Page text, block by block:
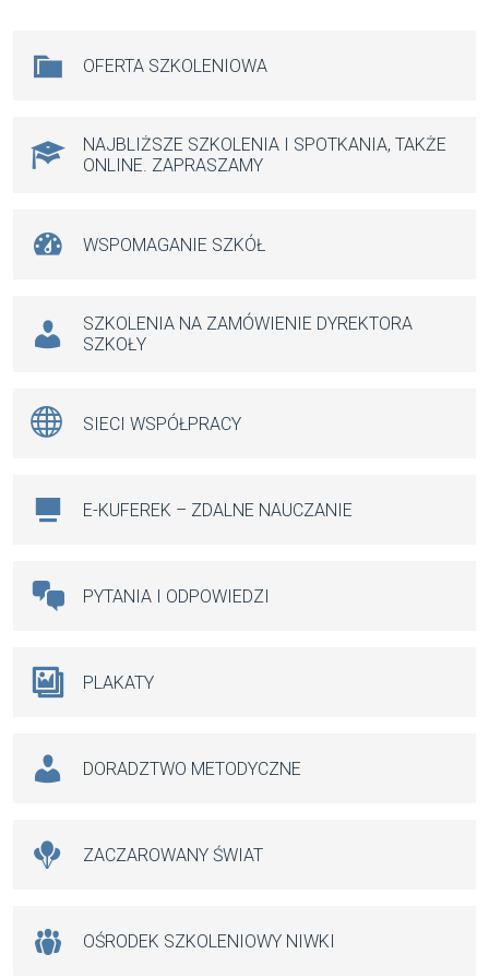
o
k
A
p
g
OFERTA SZKOLENIOWA
NAJBLIŻSZE SZKOLENIA I SPOTKANIA, TAKŻE
ONLINE. ZAPRASZAMY
WSPOMAGANIE SZKÓŁ
SZKOLENIA NA ZAMÓWIENIE DYREKTORA
SZKOŁY
SIECI WSPÓŁPRACY
E-KUFEREK – ZDALNE NAUCZANIE
PYTANIA I ODPOWIEDZI
PLAKATY
DORADZTWO METODYCZNE
ZACZAROWANY ŚWIAT
OŚRODEK SZKOLENIOWY NIWKI